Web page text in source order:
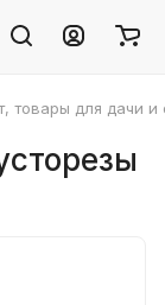
товары для дачи и